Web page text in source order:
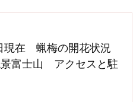
現在 蝋梅の開花状況
富士山 アクセスと駐